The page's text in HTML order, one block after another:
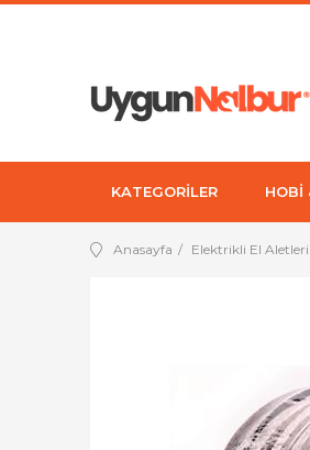
KATEGORİLER HOBİ
Anasayfa Elektrikli El Aletleri